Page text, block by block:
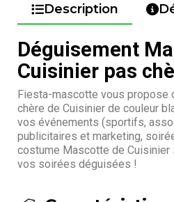
Description
Déguisement
Cuisinier pas
Fiesta-mascotte vous propose
chère de Cuisinier de couleur
vos événements (sportifs,
publicitaires et marketing,
costume Mascotte de Cuisinier
vos soirées déguisées !